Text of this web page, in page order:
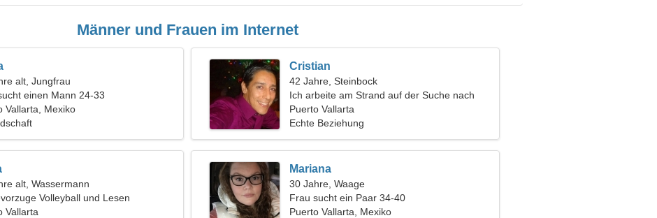
Männer und Frauen im Internet
alt, Jungfrau
einen Mann 24-33
Vallarta, Mexiko
Cristian
42 Jahre, Steinbock
Ich arbeite am Strand auf der Suche nach
einer heißen Frau
Puerto Vallarta
Echte Beziehung
alt, Wassermann
Volleyball und Lesen
Vallarta
Mariana
30 Jahre, Waage
Frau sucht ein Paar 34-40
Puerto Vallarta, Mexiko